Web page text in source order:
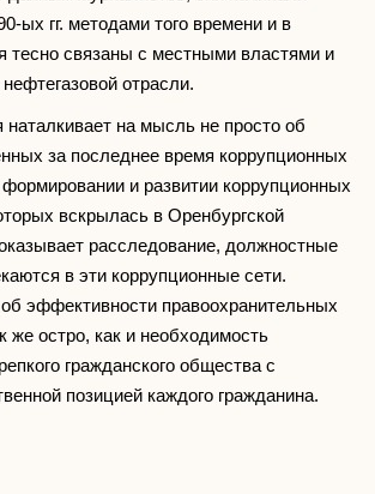
ых гг. методами того времени и в
тесно связаны с местными властями и
отрасли.
наталкивает на мысль не просто об
за последнее время коррупционных
и развитии коррупционных
вскрылась в Оренбургской
расследование, должностные
в эти коррупционные сети.
эффективности правоохранительных
же остро, как и необходимость
гражданского общества с
позицией каждого гражданина.